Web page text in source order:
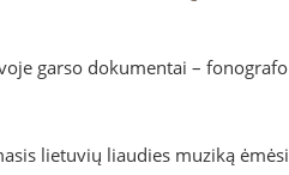
garso dokumentai –
lietuvių liaudies muziką